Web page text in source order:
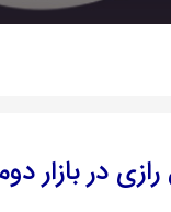
در بازار دوم